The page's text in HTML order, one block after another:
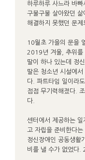
하루하루 사느라 바빠
구불구불 살아왔던 삶
해결하지 못했던 문제
10월초 가을의 문을
2019년 겨울, 추위를
딸이 하나 있는데 정
딸은 청소년 시설에
다. 파트타임 일이라
점점 무기력해졌다.
다.
센터에서 제공하는
고 자립을 준비한다는
정신장애인 공동생활
비를 낼 수가 없었다.